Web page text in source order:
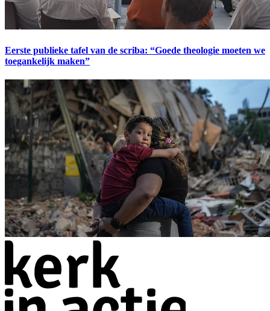
Eerste publieke tafel van de scriba: “Goede theologie moeten we
toegankelijk maken”